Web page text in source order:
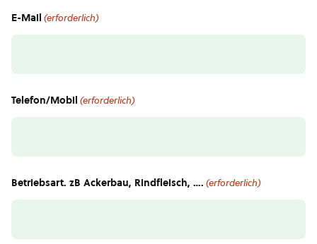
E-Mail (erforderlich)
Telefon/Mobil (erforderlich)
Betriebsart. zB Ackerbau, Rindfleisch, …. (erforderlich)